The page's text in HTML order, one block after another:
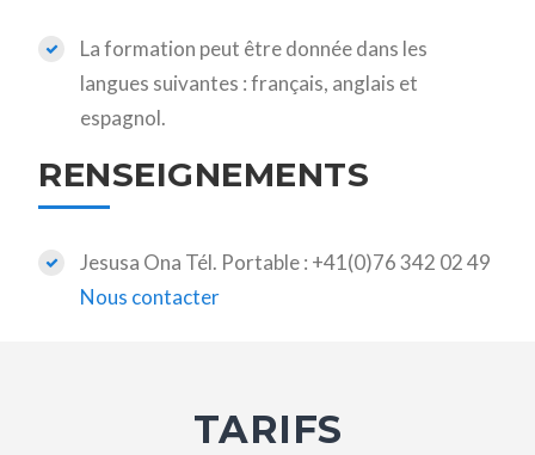
La formation peut être donnée dans les
langues suivantes : français, anglais et
espagnol.
RENSEIGNEMENTS
Jesusa Ona Tél. Portable : +41(0)76 342 02 49
Nous contacter
TARIFS